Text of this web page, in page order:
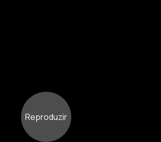
Reproduzir